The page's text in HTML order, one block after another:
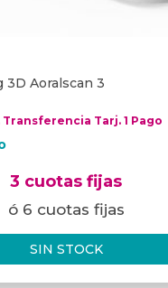
3D Aoralscan 3
Transferencia Tarj. 1 Pago
3 cuotas fijas
ó 6 cuotas fijas
SIN STOCK